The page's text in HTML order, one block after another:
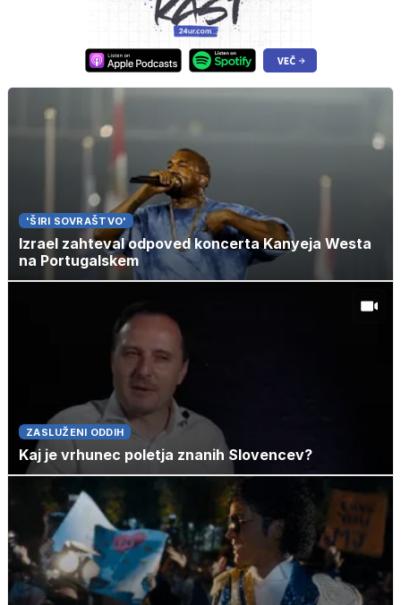
'ŠIRI SOVRAŠTVO'
Izrael zahteval odpoved koncerta Kanyeja Westa
na Portugalskem
ZASLUŽENI ODDIH
Kaj je vrhunec poletja znanih Slovencev?